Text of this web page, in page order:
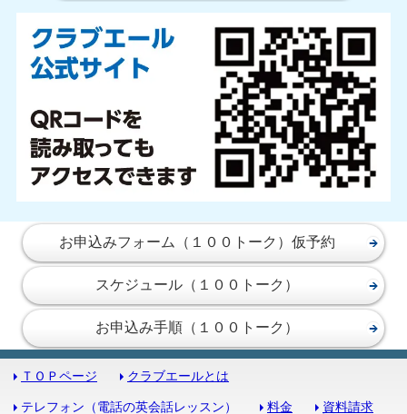
お申込みフォーム（１００トーク）仮予約
スケジュール（１００トーク）
お申込み手順（１００トーク）
ＴＯＰページ クラブエールとは
テレフォン（電話の英会話レッスン） 料金 資料請求